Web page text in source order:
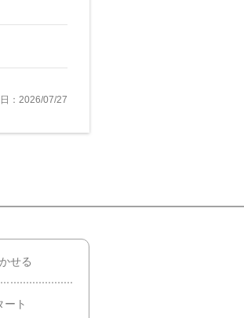
：2026/07/27
せる
ート